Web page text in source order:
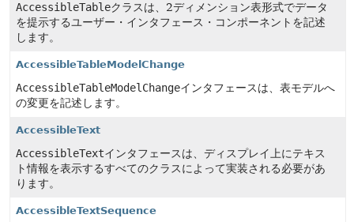
AccessibleTableクラスは、2ディメンション表形式でデータ
を提示するユーザー・インタフェース・コンポーネントを記述
します。
AccessibleTableModelChange
AccessibleTableModelChangeインタフェースは、表モデルへ
の変更を記述します。
AccessibleText
AccessibleTextインタフェースは、ディスプレイ上にテキス
ト情報を表示するすべてのクラスによって実装される必要があ
ります。
AccessibleTextSequence